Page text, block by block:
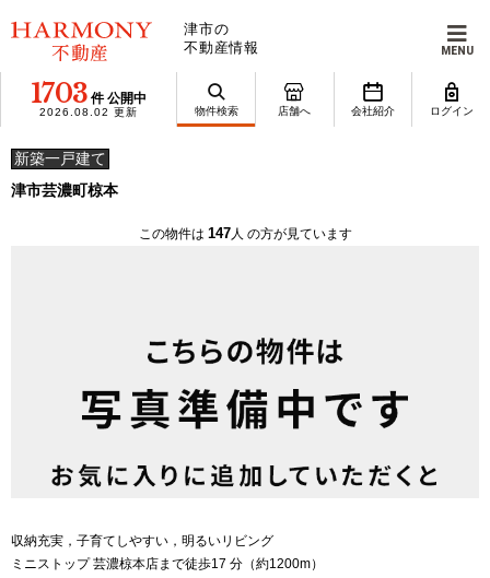
津市の
不動産情報
MENU
1703 件 公開中
2026.08.02 更新 物件検索 店舗へ 会社紹介 ログイン
新築一戸建て
津市芸濃町椋本
この物件は 147人 の方が見ています
収納充実，子育てしやすい，明るいリビング
ミニストップ 芸濃椋本店まで徒歩17 分（約1200m）